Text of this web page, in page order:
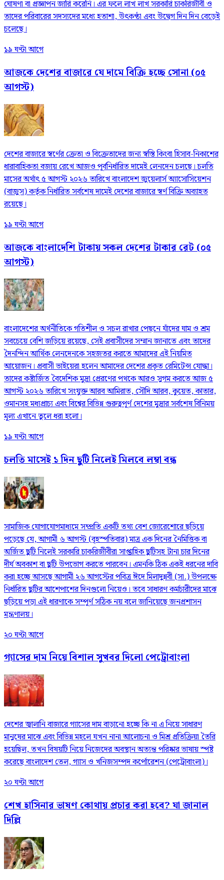
ঘোষণা বা প্রজ্ঞাপন জারি করেনি। এর ফলে লাখ লাখ সরকারি চাকরিজীবী ও
তাদের পরিবারের সদস্যদের মধ্যে হতাশা, উৎকণ্ঠা এবং উদ্বেগ দিন দিন বেড়েই
চলেছে।
১৯ ঘণ্টা আগে
আজকে দেশের বাজারে যে দামে বিক্রি হচ্ছে সোনা (০৫
আগস্ট)
দেশের বাজারে স্বর্ণের ক্রেতা ও বিক্রেতাদের জন্য স্বস্তি কিংবা হিসাব-নিকাশের
ধারাবাহিকতা বজায় রেখে আজও পূর্বনির্ধারিত দামেই লেনদেন চলছে। চলতি
মাসের অর্থাৎ ৫ আগস্ট ২০২৬ তারিখে বাংলাদেশ জুয়েলার্স অ্যাসোসিয়েশন
(বাজুস) কর্তৃক নির্ধারিত সর্বশেষ দামেই দেশের বাজারে স্বর্ণ বিক্রি অব্যাহত
রয়েছে।
১৯ ঘণ্টা আগে
আজকে বাংলাদেশি টাকায় সকল দেশের টাকার রেট (০৫
আগস্ট)
বাংলাদেশের অর্থনীতিকে গতিশীল ও সচল রাখার পেছনে যাঁদের ঘাম ও শ্রম
সবচেয়ে বেশি জড়িয়ে রয়েছে, সেই প্রবাসীদের সম্মান জানাতে এবং তাদের
দৈনন্দিন আর্থিক লেনদেনকে সহজতর করতে আমাদের এই নিয়মিত
আয়োজন। প্রবাসী ভাইয়েরা হলেন আমাদের দেশের প্রকৃত রেমিটেন্স যোদ্ধা।
তাদের কষ্টার্জিত বৈদেশিক মুদ্রা প্রেরণের পথকে আরও সুগম করতে আজ ৫
আগস্ট ২০২৬ তারিখে সংযুক্ত আরব আমিরাত, সৌদি আরব, কুয়েত, কাতার,
ওমানসহ মধ্যপ্রাচ্য এবং বিশ্বের বিভিন্ন গুরুত্বপূর্ণ দেশের মুদ্রার সর্বশেষ বিনিময়
মূল্য এখানে তুলে ধরা হলো।
১৯ ঘণ্টা আগে
চলতি মাসেই ১ দিন ছুটি নিলেই মিলবে লম্বা বন্ধ
সামাজিক যোগাযোগমাধ্যমে সম্প্রতি একটি তথ্য বেশ জোরেশোরে ছড়িয়ে
পড়েছে যে, আগামী ৬ আগস্ট (বৃহস্পতিবার) মাত্র এক দিনের নৈমিত্তিক বা
অর্জিত ছুটি নিলেই সরকারি চাকরিজীবীরা সাপ্তাহিক ছুটিসহ টানা চার দিনের
দীর্ঘ অবকাশ বা ছুটি উপভোগ করতে পারবেন। এমনকি ঠিক একই ধরনের দাবি
করা হচ্ছে আসছে আগামী ২৬ আগস্টের পবিত্র ঈদে মিলাদুন্নবী (সা.) উপলক্ষে
নির্ধারিত ছুটির আশেপাশের দিনগুলো নিয়েও। তবে সাধারণ কর্মচারীদের মাঝে
ছড়িয়ে পড়া এই ধারণাকে সম্পূর্ণ সঠিক নয় বলে জানিয়েছে জনপ্রশাসন
মন্ত্রণালয়।
২০ ঘণ্টা আগে
গ্যাসের দাম নিয়ে বিশাল সুখবর দিলো পেট্রোবাংলা
দেশের জ্বালানি বাজারে গ্যাসের দাম বাড়ানো হচ্ছে কি না এ নিয়ে সাধারণ
মানুষের মাঝে এবং বিভিন্ন মহলে যখন নানা আলোচনা ও মিশ্র প্রতিক্রিয়া তৈরি
হয়েছিল, তখন বিষয়টি নিয়ে নিজেদের অবস্থান অত্যন্ত পরিষ্কার ভাষায় স্পষ্ট
করেছে বাংলাদেশ তেল, গ্যাস ও খনিজসম্পদ কর্পোরেশন (পেট্রোবাংলা)।
২০ ঘণ্টা আগে
শেখ হাসিনার ভাষণ কোথায় প্রচার করা হবে? যা জানাল
দিল্লি